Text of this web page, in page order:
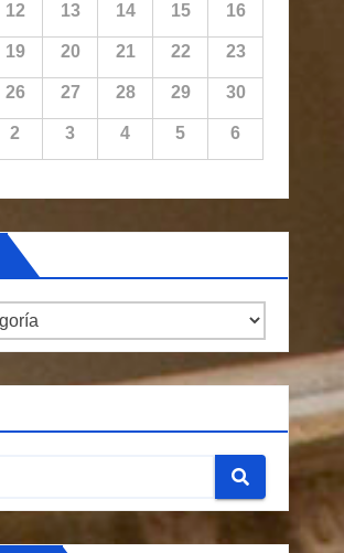
12 13 14 15 16
19 20 21 22 23
26 27 28 29 30
2 3 4 5 6